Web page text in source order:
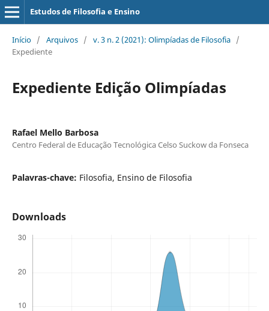
Estudos de Filosofia e Ensino
Início / Arquivos / v. 3 n. 2 (2021): Olimpíadas de Filosofia /
Expediente
Expediente Edição Olimpíadas
Rafael Mello Barbosa
Centro Federal de Educação Tecnológica Celso Suckow da Fonseca
Palavras-chave: Filosofia, Ensino de Filosofia
Downloads